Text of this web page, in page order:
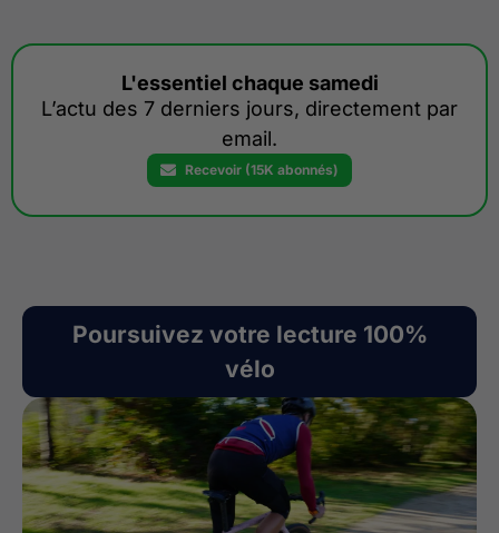
L'essentiel chaque samedi
L’actu des 7 derniers jours, directement par
email.
Recevoir (15K abonnés)
Poursuivez votre lecture 100%
vélo